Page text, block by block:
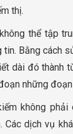
thị.
thể tập
tin. Bằng cách
dài đó thành
những
không phải
Các dịch vụ